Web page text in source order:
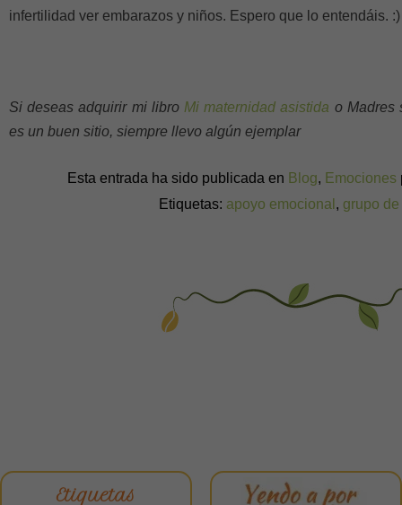
infertilidad ver embarazos y niños. Espero que lo entendáis. :)
Si deseas adquirir mi libro Mi maternidad asistida o Madres
es un buen sitio, siempre llevo algún ejemplar
Esta entrada ha sido publicada en Blog, Emociones
Etiquetas: apoyo emocional , grupo
Etiquetas